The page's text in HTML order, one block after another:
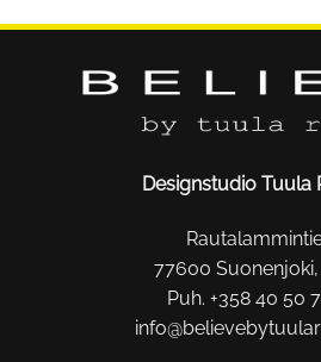
Designstudio Tuula
77600
Puh. +358 40 50